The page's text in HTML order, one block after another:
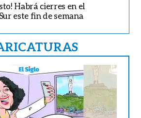
Habrá cierres en el
este fin de semana